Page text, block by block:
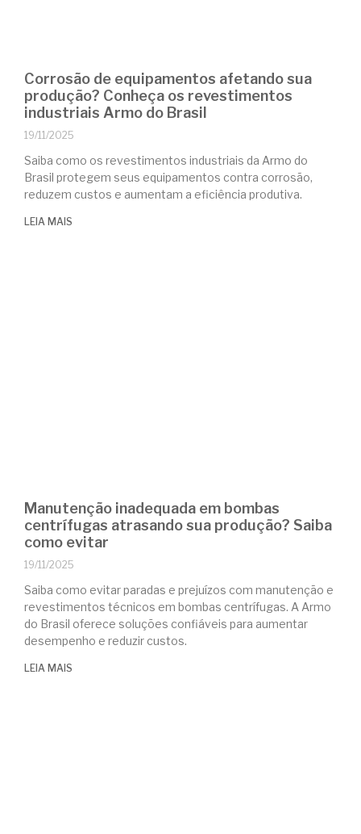
Corrosão de equipamentos afetando sua
produção? Conheça os revestimentos
industriais Armo do Brasil
19/11/2025
Saiba como os revestimentos industriais da Armo do
Brasil protegem seus equipamentos contra corrosão,
reduzem custos e aumentam a eficiência produtiva.
LEIA MAIS
Manutenção inadequada em bombas
centrífugas atrasando sua produção? Saiba
como evitar
19/11/2025
Saiba como evitar paradas e prejuízos com manutenção e
revestimentos técnicos em bombas centrífugas. A Armo
do Brasil oferece soluções confiáveis para aumentar
desempenho e reduzir custos.
LEIA MAIS